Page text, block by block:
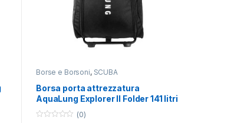
Borse e Borsoni, SCUBA
Borsa porta attrezzatura
AquaLung Explorer II Folder 141 litri
(0)